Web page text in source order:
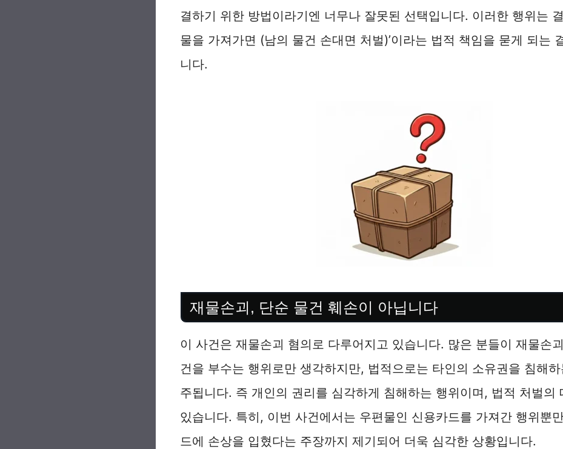
결하기 위한 방법이라기엔 너무나 잘못된 선택입니다. 이러한 행위는
물을 가져가면 (남의 물건 손대면 처벌)’이라는 법적 책임을 묻게 되는
니다.
재물손괴, 단순 물건 훼손이 아닙니다
이 사건은 재물손괴 혐의로 다루어지고 있습니다. 많은 분들이 재물손
건을 부수는 행위로만 생각하지만, 법적으로는 타인의 소유권을 침해
주됩니다. 즉 개인의 권리를 심각하게 침해하는 행위이며, 법적 처벌의
있습니다. 특히, 이번 사건에서는 우편물인 신용카드를 가져간 행위뿐
드에 손상을 입혔다는 주장까지 제기되어 더욱 심각한 상황입니다.